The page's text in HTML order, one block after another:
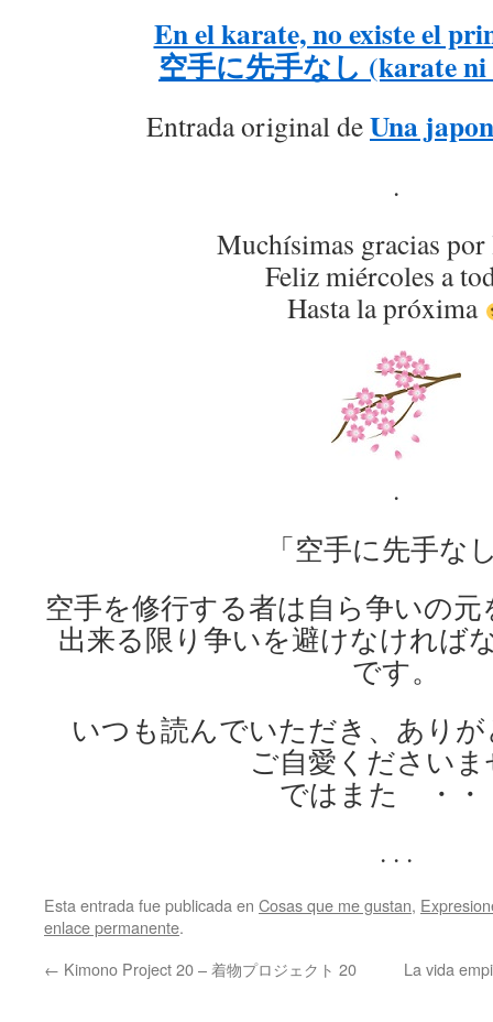
En el karate, no existe el
空手に先手なし (karate ni
Entrada original deUna
.
Muchísimas gracias por
Feliz miércoles a
Hasta la próxima
.
「空手に先手な
空手を修行する者は自ら争いの
出来る限り争いを避けなければ
です。
いつも読んでいただき、あり
ご自愛くださいま
ではまた ・・
. . .
Esta entrada fue publicada en Cosas que me gustan,
enlace permanente.
← Kimono Project 20 – 着物プロジェクト 20 La vida